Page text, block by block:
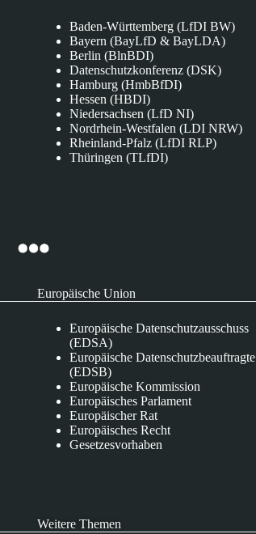
Baden-Württemberg (LfDI BW)
Bayern (BayLfD & BayLDA)
Berlin (BlnBDI)
Datenschutzkonferenz (DSK)
Hamburg (HmbBfDI)
Hessen (HBDI)
Niedersachsen (LfD NI)
Nordrhein-Westfalen (LDI NRW)
Rheinland-Pfalz (LfDI RLP)
Thüringen (TLfDI)
Europäische Union
Europäische Datenschutzausschuss
(EDSA)
Europäische Datenschutzbeauftragte
(EDSB)
Europäische Kommission
Europäisches Parlament
Europäischer Rat
Europäisches Recht
Gesetzesvorhaben
Weitere Themen